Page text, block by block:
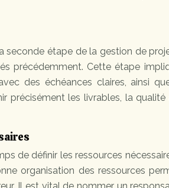
étape de la gestion de
précédemment. Cette étape
des échéances claires, ainsi
précisément les livrables, la
de définir les ressources
organisation des ressources